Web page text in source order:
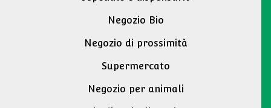
Negozio Bio
Negozio di prossimità
Supermercato
Negozio per animali